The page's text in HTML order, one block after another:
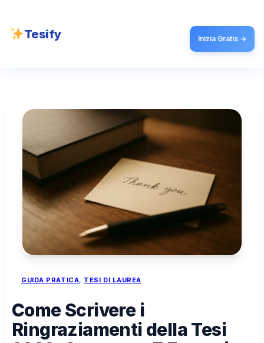
Tesify Inizia Gratis →
GUIDA PRATICA TESI DI LAUREA
Come Scrivere i
Ringraziamenti della Tesi